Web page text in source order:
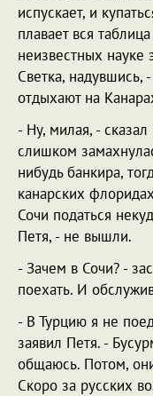
испускает, и
плавает вся
неизвестных науке
Светка,
отдыхают на
- Ну, милая, -
слишком
нибудь банкира,
канарских
Сочи податься
Петя, - не вышли.
- Зачем в Сочи? -
поехать. И
- В Турцию я не
заявил Петя. -
общаюсь. Потом,
Скоро за русских